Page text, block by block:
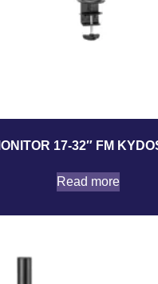
17-32″ FM
Read more